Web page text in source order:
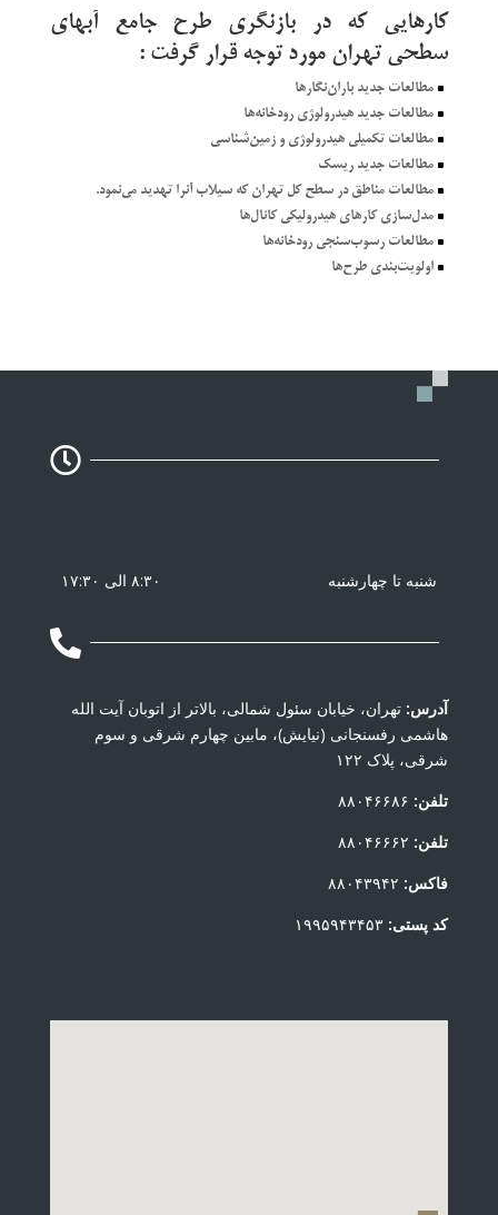
كارهايي كه در بازنگري طرح جامع آبهاي
سطحي تهران مورد توجه قرار گرفت :
^ مطالعات جديد باران‌نگارها
^ مطالعات جديد هيدرولوژي رودخانه‌ها
^ مطالعات تكميلي هيدرولوژي و زمين‌شناسي
^ مطالعات جديد ريسك
^ مطالعات مناطق در سطح كل تهران كه سيلاب آنرا تهديد مي‌نمود.
^ مدل‌سازي كارهاي هيدروليكي كانال‌ها
^ مطالعات رسوب‌سنجي رودخانه‌ها
^ اولويت‌بندي طرح‌ها

شنبه تا چهارشنبه ۸:۳۰ الی ۱۷:۳۰

آدرس: تهران، خیابان سئول شمالی، بالاتر از اتوبان آیت الله
هاشمی رفسنجانی (نیایش)، مابین چهارم شرقی و سوم
شرقی، پلاک ۱۲۲
تلفن: ۸۸۰۴۶۶۸۶
تلفن: ۸۸۰۴۶۶۶۲
فاکس: ۸۸۰۴۳۹۴۲
کد پستی: ۱۹۹۵۹۴۳۴۵۳